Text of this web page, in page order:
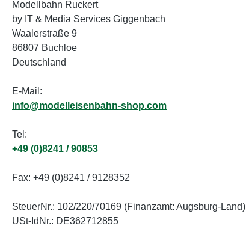
Modellbahn Ruckert
by IT & Media Services Giggenbach
Waalerstraße 9
86807 Buchloe
Deutschland
E-Mail:
info@modelleisenbahn-shop.com
Tel:
+49 (0)8241 / 90853
Fax: +49 (0)8241 / 9128352
SteuerNr.: 102/220/70169 (Finanzamt: Augsburg-Land)
USt-IdNr.: DE362712855